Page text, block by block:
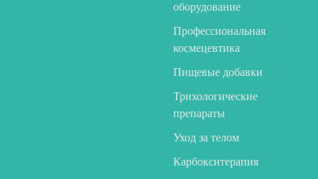
оборудование
Профессиональная
космецевтика
Пищевые добавки
Трихологические
препараты
Уход за телом
Карбокситерапия